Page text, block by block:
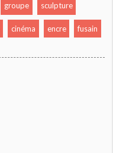
groupe sculpture
cinéma encre fusain